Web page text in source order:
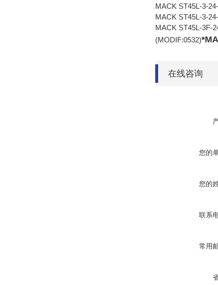
MACK ST45L-3-
MACK ST45L-3-
MACK ST45L-3F-
(MODIF:0532)
在线咨询
您的
您的
联系
常用